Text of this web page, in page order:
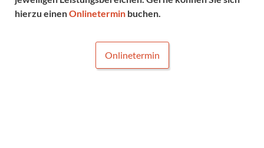
hierzu einenOnlinetermin buchen.
Onlinetermin